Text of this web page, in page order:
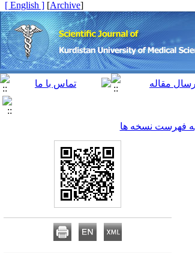
[
Archive
]
[ English ]
فهرست نسخه ها